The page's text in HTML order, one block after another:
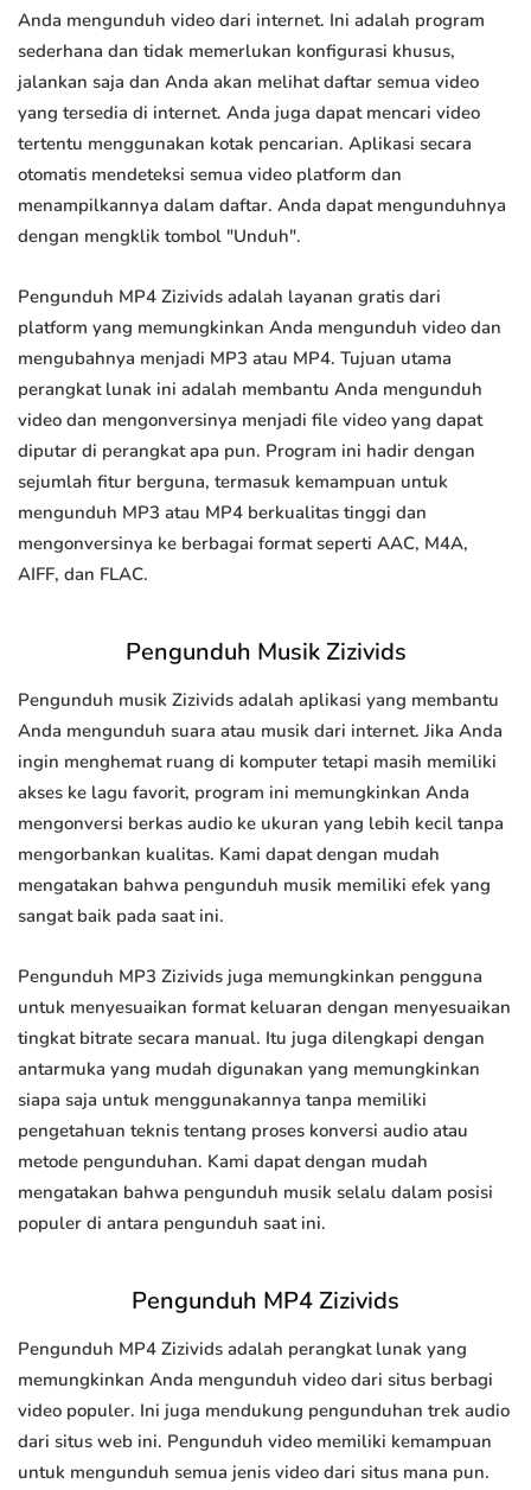
Anda mengunduh video dari internet. Ini adalah program
sederhana dan tidak memerlukan konfigurasi khusus,
jalankan saja dan Anda akan melihat daftar semua video
yang tersedia di internet. Anda juga dapat mencari video
tertentu menggunakan kotak pencarian. Aplikasi secara
otomatis mendeteksi semua video platform dan
menampilkannya dalam daftar. Anda dapat mengunduhnya
dengan mengklik tombol "Unduh".
Pengunduh MP4 Zizivids adalah layanan gratis dari
platform yang memungkinkan Anda mengunduh video dan
mengubahnya menjadi MP3 atau MP4. Tujuan utama
perangkat lunak ini adalah membantu Anda mengunduh
video dan mengonversinya menjadi file video yang dapat
diputar di perangkat apa pun. Program ini hadir dengan
sejumlah fitur berguna, termasuk kemampuan untuk
mengunduh MP3 atau MP4 berkualitas tinggi dan
mengonversinya ke berbagai format seperti AAC, M4A,
AIFF, dan FLAC.
Pengunduh Musik Zizivids
Pengunduh musik Zizivids adalah aplikasi yang membantu
Anda mengunduh suara atau musik dari internet. Jika Anda
ingin menghemat ruang di komputer tetapi masih memiliki
akses ke lagu favorit, program ini memungkinkan Anda
mengonversi berkas audio ke ukuran yang lebih kecil tanpa
mengorbankan kualitas. Kami dapat dengan mudah
mengatakan bahwa pengunduh musik memiliki efek yang
sangat baik pada saat ini.
Pengunduh MP3 Zizivids juga memungkinkan pengguna
untuk menyesuaikan format keluaran dengan menyesuaikan
tingkat bitrate secara manual. Itu juga dilengkapi dengan
antarmuka yang mudah digunakan yang memungkinkan
siapa saja untuk menggunakannya tanpa memiliki
pengetahuan teknis tentang proses konversi audio atau
metode pengunduhan. Kami dapat dengan mudah
mengatakan bahwa pengunduh musik selalu dalam posisi
populer di antara pengunduh saat ini.
Pengunduh MP4 Zizivids
Pengunduh MP4 Zizivids adalah perangkat lunak yang
memungkinkan Anda mengunduh video dari situs berbagi
video populer. Ini juga mendukung pengunduhan trek audio
dari situs web ini. Pengunduh video memiliki kemampuan
untuk mengunduh semua jenis video dari situs mana pun.